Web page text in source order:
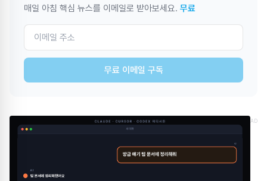
매일 아침 핵심 뉴스를 이메일로 받아보세요. 무료
무료 이메일 구독
AD